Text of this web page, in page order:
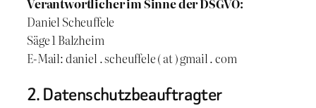
Verantwortlicher im Sinne der DSGVO:
Daniel Scheuffele
Säge 1 Balzheim
E-Mail: daniel . scheuffele ( at ) gmail . com
2. Datenschutzbeauftragter